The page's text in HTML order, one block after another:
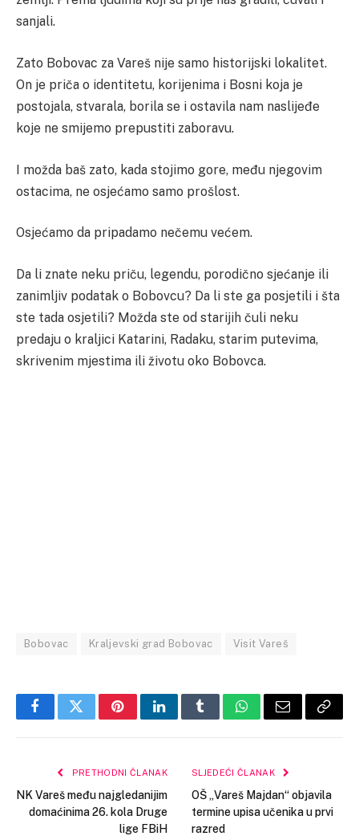
sanjali.
Zato Bobovac za Vareš nije samo historijski lokalitet.
On je priča o identitetu, korijenima i Bosni koja je
postojala, stvarala, borila se i ostavila nam naslijeđe
koje ne smijemo prepustiti zaboravu.
I možda baš zato, kada stojimo gore, među njegovim
ostacima, ne osjećamo samo prošlost.
Osjećamo da pripadamo nečemu većem.
Da li znate neku priču, legendu, porodično sjećanje ili
zanimljiv podatak o Bobovcu? Da li ste ga posjetili i šta
ste tada osjetili? Možda ste od starijih čuli neku
predaju o kraljici Katarini, Radaku, starim putevima,
skrivenim mjestima ili životu oko Bobovca.
Bobovac Kraljevski grad Bobovac Visit Vareš
FacebookTwitterPinterestLinkedInTumblrWhatsApp
Email Copy
PRETHODNI ČLANAK
NK Vareš među najgledanijim
domaćinima 26. kola Druge
lige FBiH
SLJEDEĆI ČLANAK
OŠ „Vareš Majdan“ objavila
termine upisa učenika u prvi
razred